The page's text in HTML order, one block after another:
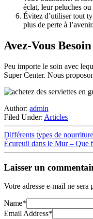
éclat, leur peluches
Évitez d’utiliser tout
plus de perte à l’avenir.
Avez-Vous
Peu importe le soin avec
Super Center. Nous
Author: admin
Filed Under: Articles
Différents types de
Écureuil dans le Mur – Que
Laisser un
Votre adresse e-mail ne sera
Name*
Email Address*